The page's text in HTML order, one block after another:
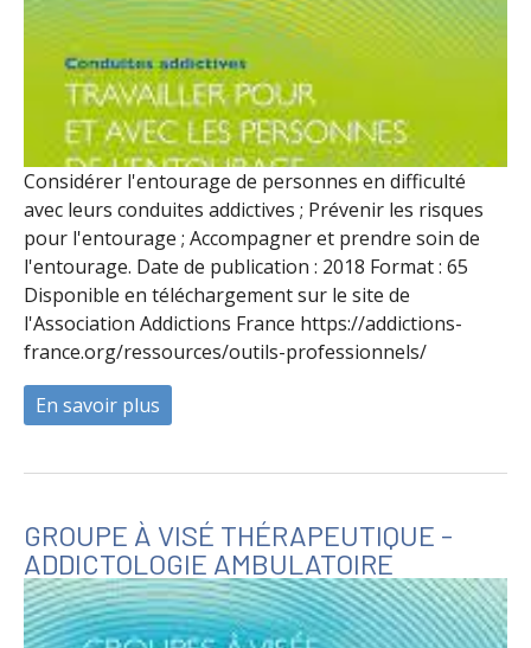
Considérer l'entourage de personnes en difficulté
avec leurs conduites addictives ; Prévenir les risques
pour l'entourage ; Accompagner et prendre soin de
l'entourage. Date de publication : 2018 Format : 65
Disponible en téléchargement sur le site de
l'Association Addictions France https://addictions-
france.org/ressources/outils-professionnels/
En savoir plus
GROUPE À VISÉ THÉRAPEUTIQUE -
ADDICTOLOGIE AMBULATOIRE